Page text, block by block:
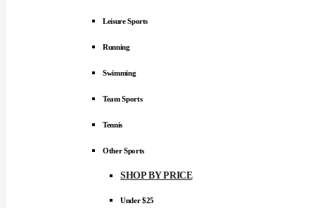
Leisure Sports
Running
Swimming
Team Sports
Tennis
Other Sports
SHOP BY PRICE
Under $25